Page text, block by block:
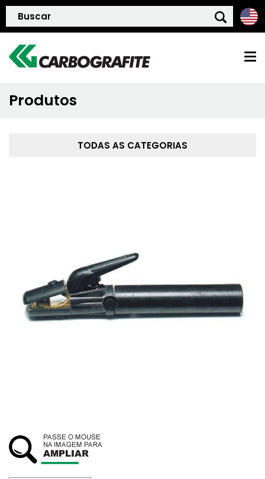
QUEM SOMOS
BLOG
SUSTENTABILIDADE
ATENDIMENTO
Produtos
TODAS AS CATEGORIAS